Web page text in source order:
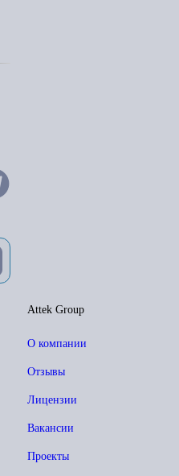
Attek Group
О компании
Отзывы
Лицензии
Вакансии
Проекты